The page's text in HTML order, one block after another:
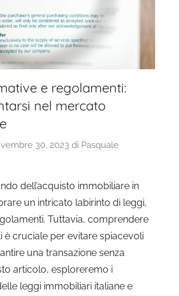
e regolamenti:
nel mercato
30, 2023 di Pasquale
dell’acquisto immobiliare in
un intricato labirinto di leggi,
Tuttavia, comprendere
è cruciale per evitare spiacevoli
una transazione senza
articolo, esploreremo i
leggi immobiliari italiane e